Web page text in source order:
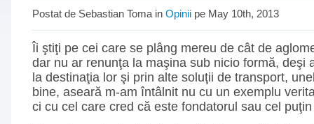
Postat de Sebastian Toma in Opinii pe May 10th, 2013
Îi ştiţi pe cei care se plâng mereu de cât de
dar nu ar renunţa la maşina sub nicio formă, deşi
la destinaţia lor şi prin alte soluţii de transport,
bine, aseară m-am întâlnit nu cu un exemplu
ci cu cel care cred că este fondatorul sau cel puţin